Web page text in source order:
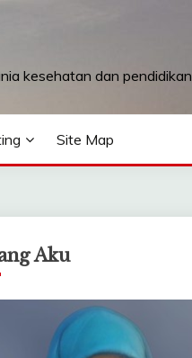
kesehatan dan pendidikan
Site Map
Aku